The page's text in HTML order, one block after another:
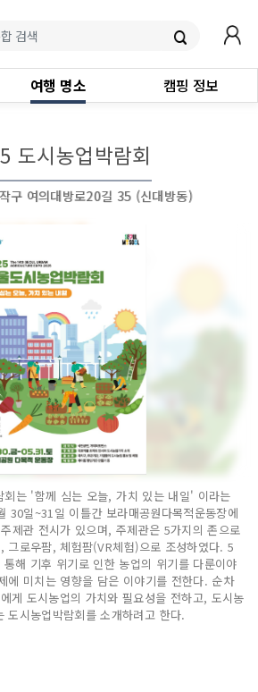
여행 명소 캠핑 정보
도시농업박람회
구 여의대방로20길 35 (신대방동)
회는 '함께 심는 오늘, 가치 있는 내일' 이라는
30일~31일 이틀간 보라매공원다목적운동장에
제관 전시가 있으며, 주제관은 5가지의 존으로
그로우팜, 체험팜(VR체험)으로 조성하였다. 5
해 기후 위기로 인한 농업의 위기를 다룬이야
에 미치는 영향을 담은 이야기를 전한다. 순차
게 도시농업의 가치와 필요성을 전하고, 도시농
도시농업박람회를 소개하려고 한다.